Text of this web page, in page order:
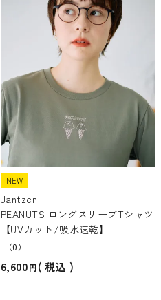
NEW
Jantzen
PEANUTS ロングスリーブTシャツ
【UVカット/吸水速乾】
（0）
6,600 税込